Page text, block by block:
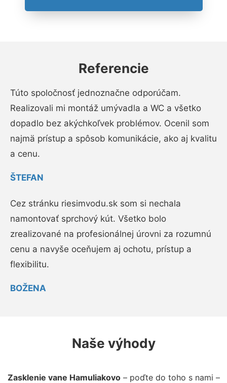
Referencie
Túto spoločnosť jednoznačne odporúčam.
Realizovali mi montáž umývadla a WC a všetko
dopadlo bez akýchkoľvek problémov. Ocenil som
najmä prístup a spôsob komunikácie, ako aj kvalitu
a cenu.
ŠTEFAN
Cez stránku riesimvodu.sk som si nechala
namontovať sprchový kút. Všetko bolo
zrealizované na profesionálnej úrovni za rozumnú
cenu a navyše oceňujem aj ochotu, prístup a
flexibilitu.
BOŽENA
Naše výhody
Zasklenie vane Hamuliakovo– poďte do toho s nami –